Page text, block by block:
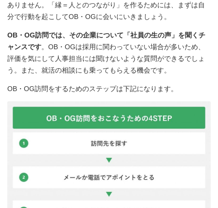
ありません。「縁＝人とのつながり」を作るためには、まずは自
分で行動を起こしてOB・OGに会いにいきましょう。
OB・OG訪問では、その企業について「社員の生の声」を聞くチ
ャンスです。OB・OGは採用に関わっていない場合が多いため、
評価を気にして人事担当には聞けないような質問ができるでしょ
う。また、就活の相談にも乗ってもらえる機会です。
OB・OG訪問をするためのステップは下記になります。